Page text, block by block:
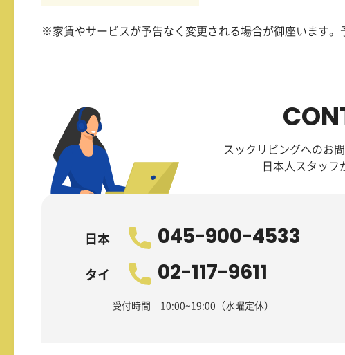
※家賃やサービスが予告なく変更される場合が御座います。
スックリビングへのお
日本人スタッフ
日本 045-900-4533
タイ 02-117-9611
受付時間 10:00~19:00（水曜定休）